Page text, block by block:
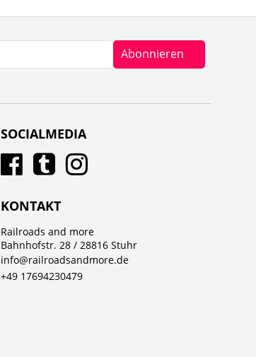
Abonnieren
SOCIALMEDIA
KONTAKT
Railroads and more
Bahnhofstr. 28 / 28816 Stuhr
info@railroadsandmore.de
+49 17694230479